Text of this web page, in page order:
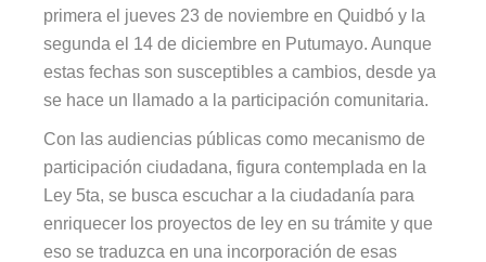
primera el jueves 23 de noviembre en Quidbó y la
segunda el 14 de diciembre en Putumayo. Aunque
estas fechas son susceptibles a cambios, desde ya
se hace un llamado a la participación comunitaria.
Con las audiencias públicas como mecanismo de
participación ciudadana, figura contemplada en la
Ley 5ta, se busca escuchar a la ciudadanía para
enriquecer los proyectos de ley en su trámite y que
eso se traduzca en una incorporación de esas